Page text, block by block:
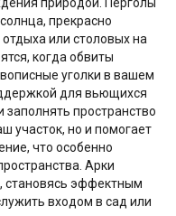
прекрасно
или столовых на
когда обвиты
уголки в вашем
для вьющихся
заполнять пространство
участок, но и помогает
что особенно
Арки
становясь эффектным
входом в сад или